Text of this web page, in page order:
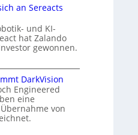
an Sereacts
und KI-
hat Zalando
gewonnen.
DarkVision
Engineered
eine
von